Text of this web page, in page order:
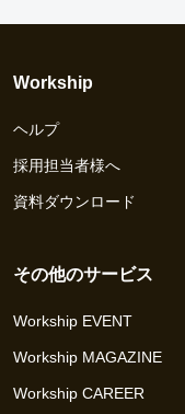
Workship
ヘルプ
採用担当者様へ
資料ダウンロード
その他のサービス
Workship EVENT
Workship MAGAZINE
Workship CAREER